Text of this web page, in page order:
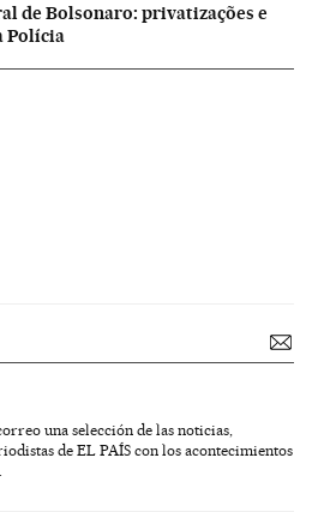
de Bolsonaro: privatizações e
Polícia
una selección de las noticias,
de EL PAÍS con los acontecimientos